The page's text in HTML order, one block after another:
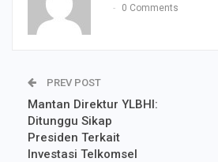
0 Comments
PREV POST
Mantan Direktur YLBHI:
Ditunggu Sikap
Presiden Terkait
Investasi Telkomsel